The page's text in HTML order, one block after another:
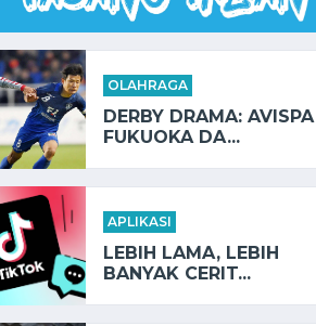
OLAHRAGA
DERBY DRAMA: AVISPA
FUKUOKA DA...
APLIKASI
LEBIH LAMA, LEBIH
BANYAK CERIT...